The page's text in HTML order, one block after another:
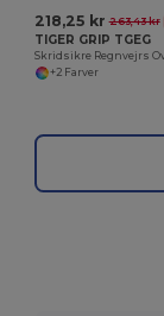
218,25 kr 263,43 kr
TIGER GRIP TGEG
+2 Farver